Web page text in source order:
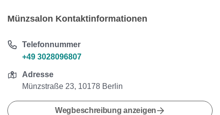
Münzsalon Kontaktinformationen
Telefonnummer
+49 3028096807
Adresse
Münzstraße 23, 10178 Berlin
Wegbeschreibung anzeigen